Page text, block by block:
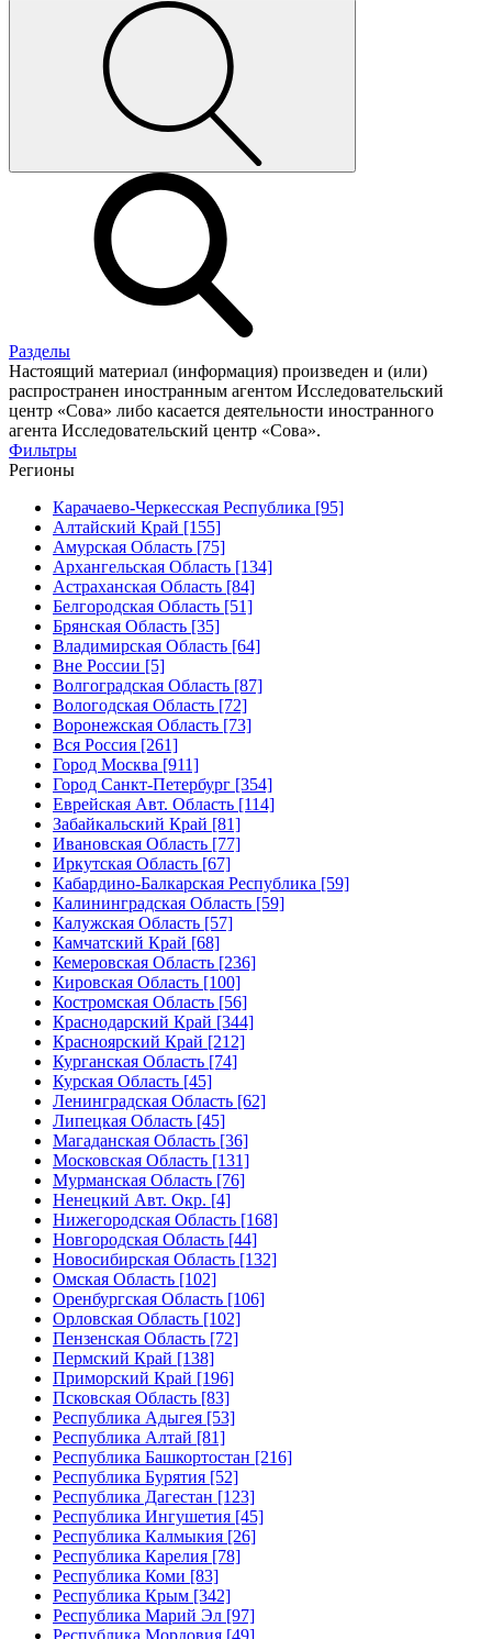
Разделы
Настоящий материал (информация) произведен и (или)
распространен иностранным агентом Исследовательский
центр «Сова» либо касается деятельности иностранного
агента Исследовательский центр «Сова».
Фильтры
Регионы
Карачаево-Черкесская Республика [95]
Алтайский Край [155]
Амурская Область [75]
Архангельская Область [134]
Астраханская Область [84]
Белгородская Область [51]
Брянская Область [35]
Владимирская Область [64]
Вне России [5]
Волгоградская Область [87]
Вологодская Область [72]
Воронежская Область [73]
Вся Россия [261]
Город Москва [911]
Город Санкт-Петербург [354]
Еврейская Авт. Область [114]
Забайкальский Край [81]
Ивановская Область [77]
Иркутская Область [67]
Кабардино-Балкарская Республика [59]
Калининградская Область [59]
Калужская Область [57]
Камчатский Край [68]
Кемеровская Область [236]
Кировская Область [100]
Костромская Область [56]
Краснодарский Край [344]
Красноярский Край [212]
Курганская Область [74]
Курская Область [45]
Ленинградская Область [62]
Липецкая Область [45]
Магаданская Область [36]
Московская Область [131]
Мурманская Область [76]
Ненецкий Авт. Окр. [4]
Нижегородская Область [168]
Новгородская Область [44]
Новосибирская Область [132]
Омская Область [102]
Оренбургская Область [106]
Орловская Область [102]
Пензенская Область [72]
Пермский Край [138]
Приморский Край [196]
Псковская Область [83]
Республика Адыгея [53]
Республика Алтай [81]
Республика Башкортостан [216]
Республика Бурятия [52]
Республика Дагестан [123]
Республика Ингушетия [45]
Республика Калмыкия [26]
Республика Карелия [78]
Республика Коми [83]
Республика Крым [342]
Республика Марий Эл [97]
Республика Мордовия [49]